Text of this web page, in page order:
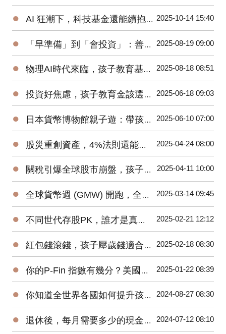
● AI 狂潮下，科技基金還能續抱、續扣嗎？ 2025-10-14 15:40
● 「早準備」到「會投資」：善用 TISA帳戶打造孩子教育金 2025-08-19 09:00
● 物理AI時代來臨，孩子教育基金要買機器人或電動車基金嗎？ 2025-08-18 08:51
● 投資好焦慮，孩子教育金該選台股基金或全球型基金？ 2025-06-18 09:03
● 日本貨幣博物館親子遊：帶孩子邊玩邊學認識「日幣的歷史」 2025-06-10 07:00
● 股災重創資產，4%法則還能讓我們安穩退休嗎？ 2025-04-24 08:00
● 關稅引爆全球股市崩盤，孩子的教育金該如何安心布局？ 2025-04-11 10:00
● 全球貨幣週 (GMW) 開跑，全世界各國如何推廣青少年金錢教育? 2025-03-14 09:45
● 不同世代存股PK，誰才是真正的投資贏家？ 2025-02-21 12:12
● 紅包錢滾錢，孩子壓歲錢適合投資哪些基金？ 2025-02-18 08:30
● 你的P-Fin 指數有幾分？美國人只能正確回答48%的問題 2025-01-22 08:39
● 你知道全世界各國如何提升孩子們的金融素養？ 2024-08-27 08:30
● 退休後，每月需要多少的現金流？58%的人覺得10萬元才夠 2024-07-12 08:10